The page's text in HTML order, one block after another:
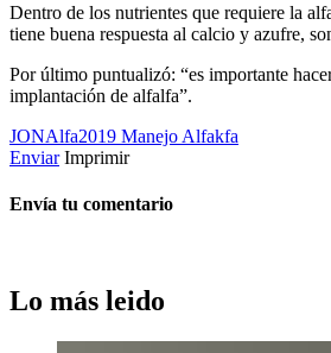
Dentro de los nutrientes que requiere la
tiene buena respuesta al calcio y azufre,
Por último puntualizó: “es importante
implantación de alfalfa”.
JONAlfa2019 Manejo Alfakfa
Enviar Imprimir
Envía tu comentario
Lo más leido